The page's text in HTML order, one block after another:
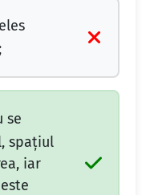
se
spaţiul
iar